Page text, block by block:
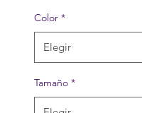
Color *
Tamaño *